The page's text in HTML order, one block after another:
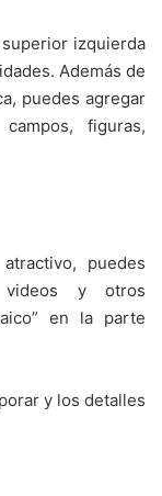
superior izquierda
Además de
puedes agregar
figuras,
puedes
videos y otros
en la parte
y los detalles